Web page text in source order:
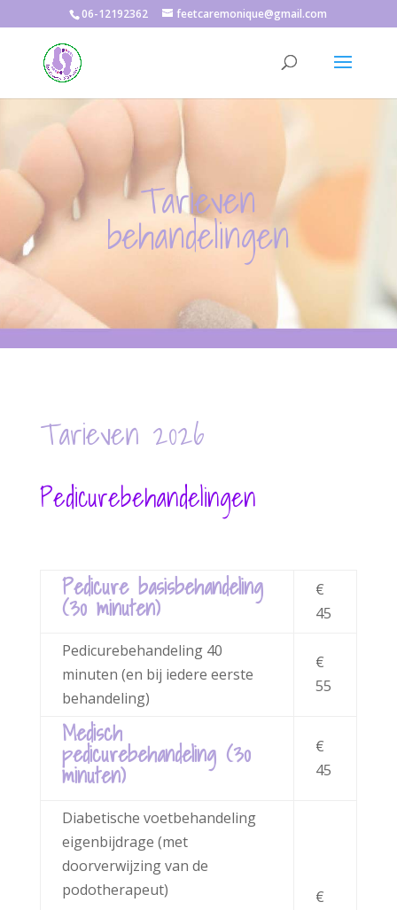
06-12192362 feetcaremonique@gmail.com
Tarieven
behandelingen
Tarieven 2026
Pedicurebehandelingen
Pedicure basisbehandeling
(30 minuten)
€
45
Pedicurebehandeling 40
minuten (en bij iedere eerste
behandeling)
€
55
Medisch
pedicurebehandeling (30
minuten)
€
45
Diabetische voetbehandeling
eigenbijdrage (met
doorverwijzing van de
podotherapeut)
€